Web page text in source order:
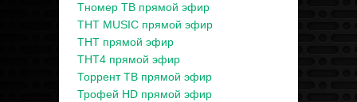
Тномер ТВ прямой эфир
ТНТ MUSIC прямой эфир
ТНТ прямой эфир
ТНТ4 прямой эфир
Торрент ТВ прямой эфир
Трофей HD прямой эфир